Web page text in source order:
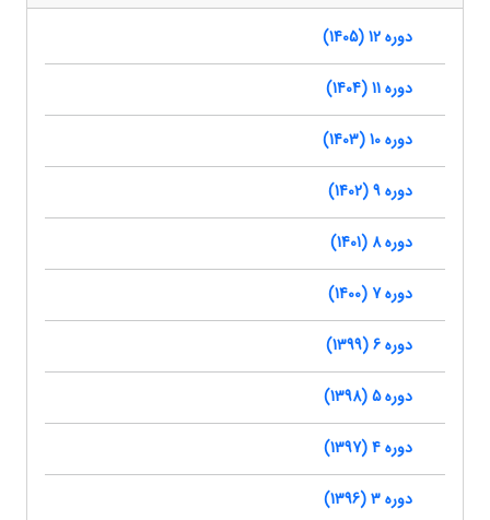
دوره 12 (1405)
دوره 11 (1404)
دوره 10 (1403)
دوره 9 (1402)
دوره 8 (1401)
دوره 7 (1400)
دوره 6 (1399)
دوره 5 (1398)
دوره 4 (1397)
دوره 3 (1396)